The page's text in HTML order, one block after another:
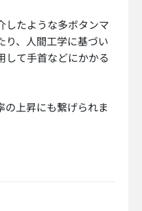
したような多ボタンマ
り、人間工学に基づい
して手首などにかかる
の上昇にも繋げられま